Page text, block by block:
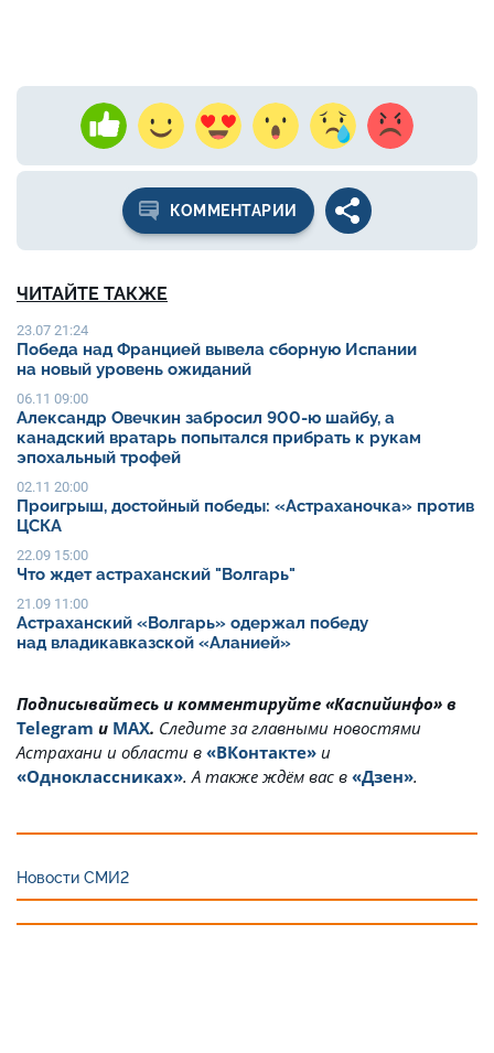
КОММЕНТАРИИ
ЧИТАЙТЕ ТАКЖЕ
23.07 21:24
Победа над Францией вывела сборную Испании
на новый уровень ожиданий
06.11 09:00
Александр Овечкин забросил 900-ю шайбу, а
канадский вратарь попытался прибрать к рукам
эпохальный трофей
02.11 20:00
Проигрыш, достойный победы: «Астраханочка» против
ЦСКА
22.09 15:00
Что ждет астраханский "Волгарь"
21.09 11:00
Астраханский «Волгарь» одержал победу
над владикавказской «Аланией»
Подписывайтесь и комментируйте «Каспийинфо» в
Telegram и MAX. Cледите за главными новостями
Астрахани и области в «ВКонтакте» и
«Одноклассниках». А также ждём вас в «Дзен».
Новости СМИ2